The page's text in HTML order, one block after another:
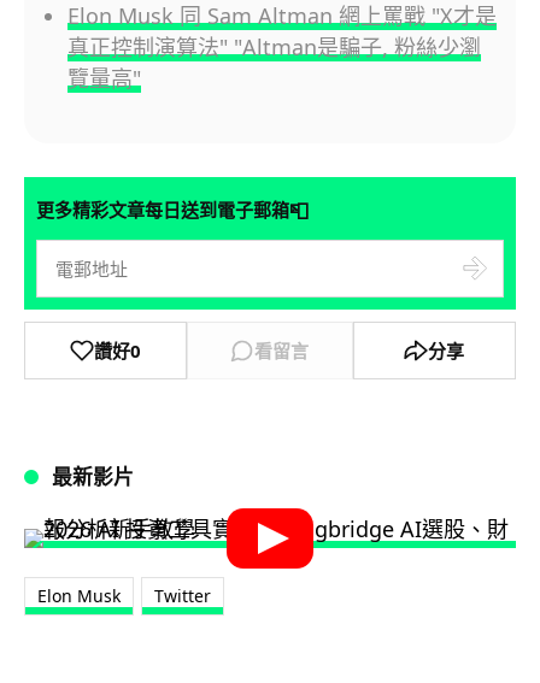
Elon Musk 同 Sam Altman 網上罵戰 "X才是
真正控制演算法" "Altman是騙子, 粉絲少瀏
覽量高"
更多精彩文章每日送到電子郵箱📮
讚好0 看留言 分享
最新影片
Elon Musk Twitter